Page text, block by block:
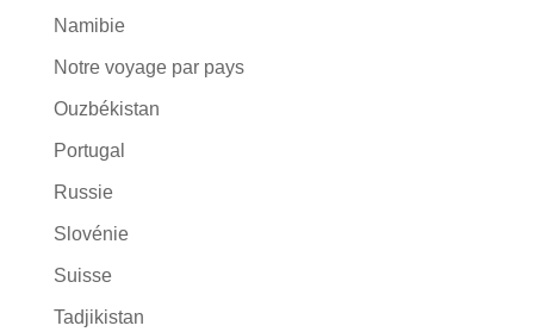
Namibie
Notre voyage par pays
Ouzbékistan
Portugal
Russie
Slovénie
Suisse
Tadjikistan